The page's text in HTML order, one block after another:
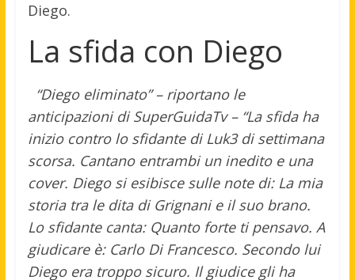
Diego.
La sfida con Diego
“Diego eliminato” – riportano le
anticipazioni di SuperGuidaTv – “La sfida ha
inizio contro lo sfidante di Luk3 di settimana
scorsa. Cantano entrambi un inedito e una
cover. Diego si esibisce sulle note di: La mia
storia tra le dita di Grignani e il suo brano.
Lo sfidante canta: Quanto forte ti pensavo. A
giudicare è: Carlo Di Francesco. Secondo lui
Diego era troppo sicuro. Il giudice gli ha